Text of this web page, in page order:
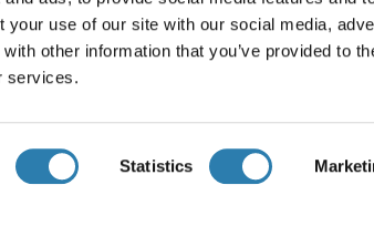
use of our site with our social media,
other information that you’ve provided to
services.
Statistics
process
France